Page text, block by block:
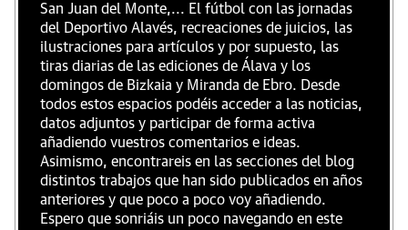
San Juan del Monte,... El fútbol con las jornadas
del Deportivo Alavés, recreaciones de juicios, las
ilustraciones para artículos y por supuesto, las
tiras diarias de las ediciones de Álava y los
domingos de Bizkaia y Miranda de Ebro. Desde
todos estos espacios podéis acceder a las noticias,
datos adjuntos y participar de forma activa
añadiendo vuestros comentarios e ideas.
Asimismo, encontrareis en las secciones del blog
distintos trabajos que han sido publicados en años
anteriores y que poco a poco voy añadiendo.
Espero que sonriáis un poco navegando en este